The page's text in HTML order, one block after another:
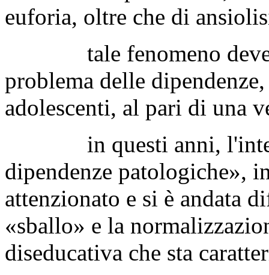
euforia, oltre che di
tale fenomeno deve
problema delle
adolescenti, al pari di una
in questi anni, l'intero
dipendenze patologiche»,
attenzionato e si è andata
«sballo» e la
diseducativa che sta